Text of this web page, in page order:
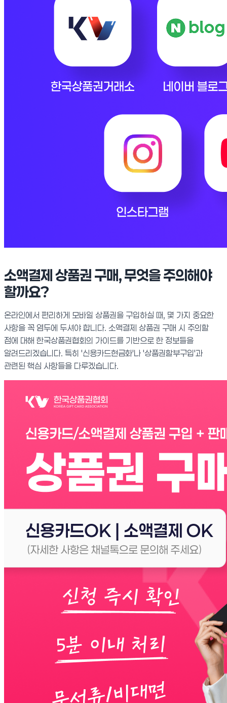
소액결제 상품권 구매, 무엇을 주의해야
할까요?
온라인에서 편리하게 모바일 상품권을 구입하실 때, 몇 가지 중요한
사항을 꼭 염두에 두셔야 합니다. 소액결제 상품권 구매 시 주의할
점에 대해 한국상품권협회의 가이드를 기반으로 한 정보들을
알려드리겠습니다. 특히 '신용카드현금화'나 '상품권할부구입'과
관련된 핵심 사항들을 다루겠습니다.